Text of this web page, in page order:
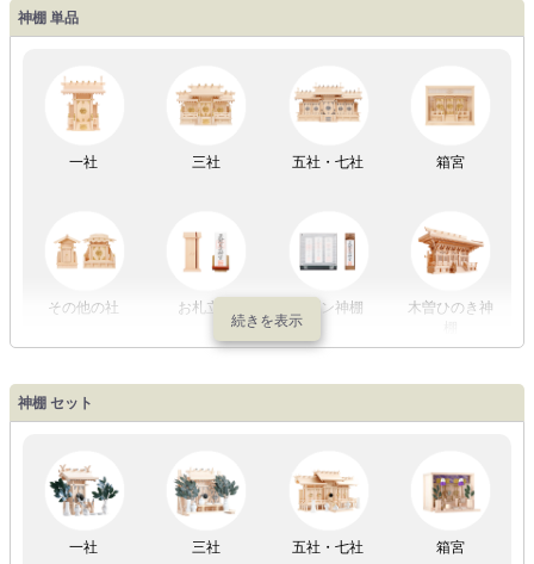
LED灯 七色LED灯 和紙・絹製 木・竹製
初盆セット 贈るセット 盆提灯単品 一対セット
盆提灯一万円
以内
～2万円
～3万円
以上
神棚 単品
一社 三社 五社・七社 箱宮
その他の社 お札立て モダン神棚
木曽ひのき神
神棚 セット
一社 三社 五社・七社 箱宮